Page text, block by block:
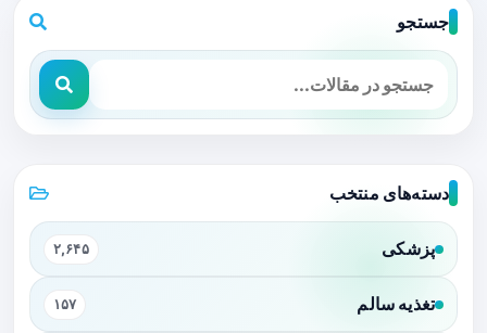
جستجو
دسته‌های منتخب
پزشکی ۲,۶۴۵
تغذیه سالم ۱۵۷